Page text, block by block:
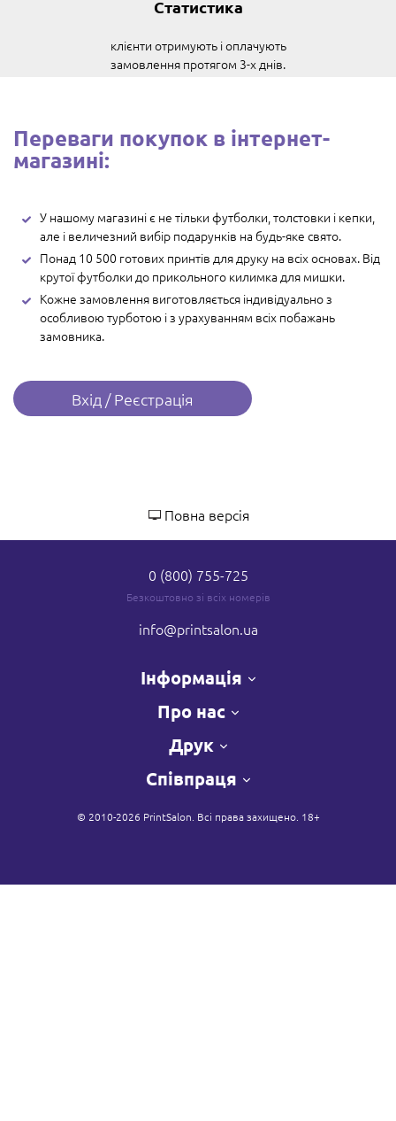
Статистика
клієнти отримують і оплачують
замовлення протягом 3-х днів.
Переваги покупок в інтернет-
магазині:
У нашому магазині є не тільки футболки, толстовки і кепки,
але і величезний вибір подарунків на будь-яке свято.
Понад 10 500 готових принтів для друку на всіх основах. Від
крутої футболки до прикольного килимка для мишки.
Кожне замовлення виготовляється індивідуально з
особливою турботою і з урахуванням всіх побажань
замовника.
Вхід / Реєстрація
Повна версія
0 (800) 755-725
Безкоштовно зі всіх номерів
info@printsalon.ua
Інформація
Про нас
Друк
Співпраця
© 2010-2026 PrintSalon. Всі права захищено. 18+